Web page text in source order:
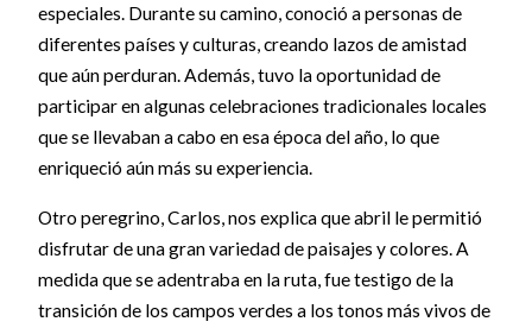
especiales. Durante su camino, conoció a personas de
diferentes países y culturas, creando lazos de amistad
que aún perduran. Además, tuvo la oportunidad de
participar en algunas celebraciones tradicionales locales
que se llevaban a cabo en esa época del año, lo que
enriqueció aún más su experiencia.
Otro peregrino, Carlos, nos explica que abril le permitió
disfrutar de una gran variedad de paisajes y colores. A
medida que se adentraba en la ruta, fue testigo de la
transición de los campos verdes a los tonos más vivos de